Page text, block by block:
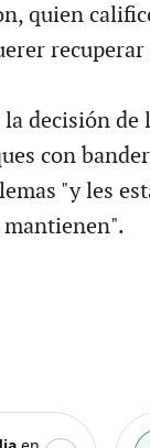
quien
recuperar
decisión
con
"y les